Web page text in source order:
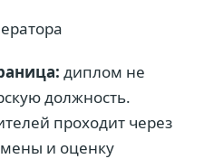
диплом не
должность.
проходит через
и оценку